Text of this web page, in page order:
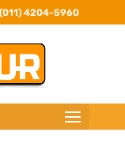
(011) 4204-5960